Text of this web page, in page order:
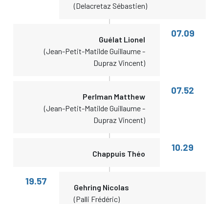
(Delacretaz Sébastien)
Guélat Lionel
(Jean-Petit-Matilde Guillaume -
Dupraz Vincent)
07.09
Perlman Matthew
(Jean-Petit-Matilde Guillaume -
Dupraz Vincent)
07.52
Chappuis Théo
10.29
19.57
Gehring Nicolas
(Palli Frédéric)